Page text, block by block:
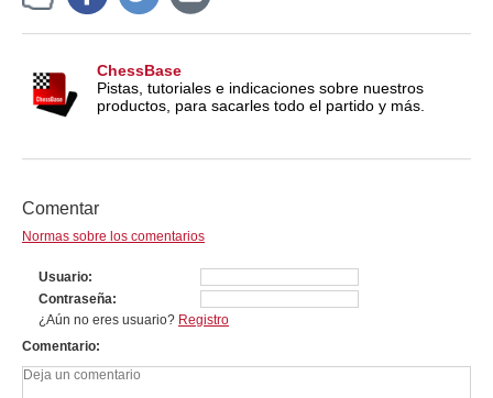
ChessBase
Pistas, tutoriales e indicaciones sobre nuestros
productos, para sacarles todo el partido y más.
Comentar
Normas sobre los comentarios
Usuario
Contraseña
¿Aún no eres usuario? Registro
Comentario